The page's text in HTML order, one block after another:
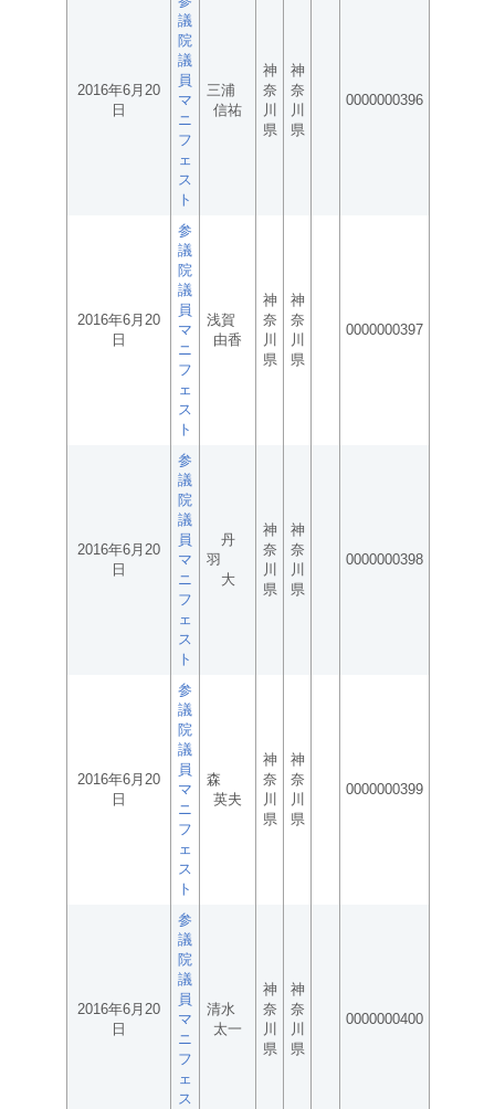
2016年6月20
日
議
院
議
員
マ
ニ
フ
ェ
ス
ト
三浦
信祐
神
奈
川
県
神
奈
川
県
0000000396
2016年6月20
日
参
議
院
議
員
マ
ニ
フ
ェ
ス
ト
浅賀
由香
神
奈
川
県
神
奈
川
県
0000000397
2016年6月20
日
参
議
院
議
員
マ
ニ
フ
ェ
ス
ト
丹
羽
大
神
奈
川
県
神
奈
川
県
0000000398
2016年6月20
日
参
議
院
議
員
マ
ニ
フ
ェ
ス
ト
森
英夫
神
奈
川
県
神
奈
川
県
0000000399
2016年6月20
日
参
議
院
議
員
マ
ニ
フ
ェ
ス
清水
太一
神
奈
川
県
神
奈
川
県
0000000400